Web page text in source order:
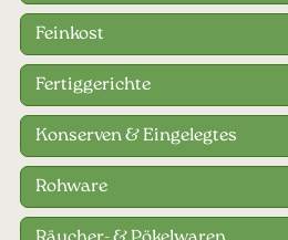
Feinkost
Fertiggerichte
Konserven & Eingelegtes
Rohware